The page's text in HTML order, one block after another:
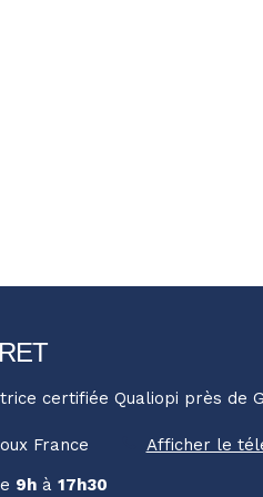
certifiée Qualiopi près de
France
Afficher le
9h à 17h30